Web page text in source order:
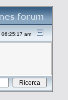
06:25:17 am